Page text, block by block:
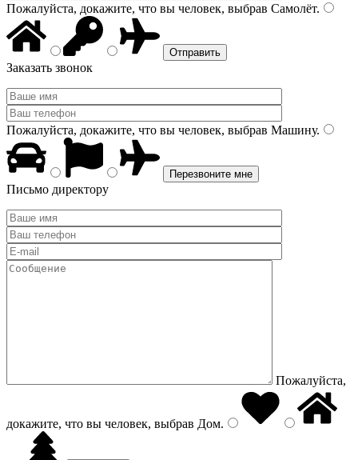
Пожалуйста, докажите, что вы человек, выбрав Самолёт.
Заказать звонок
Пожалуйста, докажите, что вы человек, выбрав Машину.
Письмо директору
Пожалуйста,
докажите, что вы человек, выбрав Дом.